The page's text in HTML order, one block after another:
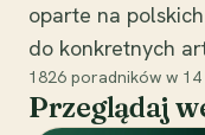
oparte na
do konkretnych
1826 poradników w 14
Przeglądaj